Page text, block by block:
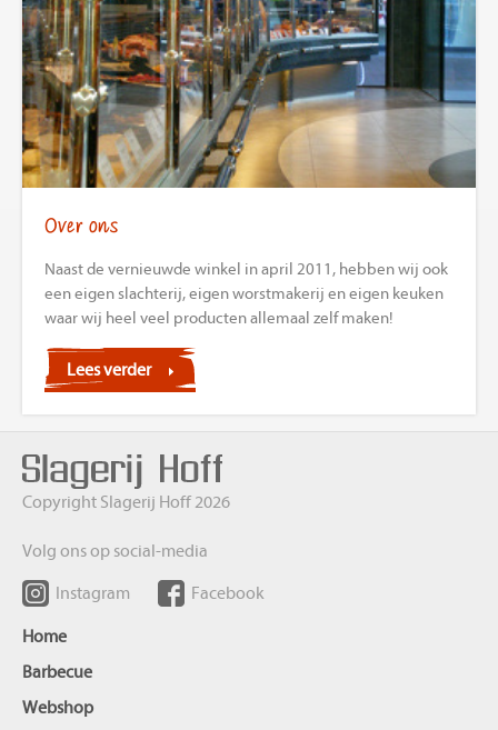
Over ons
Naast de vernieuwde winkel in april 2011, hebben wij ook
een eigen slachterij, eigen worstmakerij en eigen keuken
waar wij heel veel producten allemaal zelf maken!
Lees verder
Copyright Slagerij Hoff 2026
Volg ons op social-media
Instagram Facebook
Home
Barbecue
Webshop